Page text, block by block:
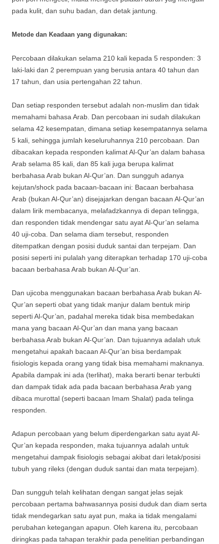
pada kulit, dan suhu badan, dan detak jantung.
Metode dan Keadaan yang digunakan:
Percobaan dilakukan selama 210 kali kepada 5 responden: 3
laki-laki dan 2 perempuan yang berusia antara 40 tahun dan
17 tahun, dan usia pertengahan 22 tahun.
Dan setiap responden tersebut adalah non-muslim dan tidak
memahami bahasa Arab. Dan percobaan ini sudah dilakukan
selama 42 kesempatan, dimana setiap kesempatannya selama
5 kali, sehingga jumlah keseluruhannya 210 percobaan. Dan
dibacakan kepada responden kalimat Al-Qur’an dalam bahasa
Arab selama 85 kali, dan 85 kali juga berupa kalimat
berbahasa Arab bukan Al-Qur’an. Dan sungguh adanya
kejutan/shock pada bacaan-bacaan ini: Bacaan berbahasa
Arab (bukan Al-Qur’an) disejajarkan dengan bacaan Al-Qur’an
dalam lirik membacanya, melafadzkannya di depan telingga,
dan responden tidak mendengar satu ayat Al-Qur’an selama
40 uji-coba. Dan selama diam tersebut, responden
ditempatkan dengan posisi duduk santai dan terpejam. Dan
posisi seperti ini pulalah yang diterapkan terhadap 170 uji-coba
bacaan berbahasa Arab bukan Al-Qur’an.
Dan ujicoba menggunakan bacaan berbahasa Arab bukan Al-
Qur’an seperti obat yang tidak manjur dalam bentuk mirip
seperti Al-Qur’an, padahal mereka tidak bisa membedakan
mana yang bacaan Al-Qur’an dan mana yang bacaan
berbahasa Arab bukan Al-Qur’an. Dan tujuannya adalah utuk
mengetahui apakah bacaan Al-Qur’an bisa berdampak
fisiologis kepada orang yang tidak bisa memahami maknanya.
Apabila dampak ini ada (terlihat), maka berarti benar terbukti
dan dampak tidak ada pada bacaan berbahasa Arab yang
dibaca murottal (seperti bacaan Imam Shalat) pada telinga
responden.
Adapun percobaan yang belum diperdengarkan satu ayat Al-
Qur’an kepada responden, maka tujuannya adalah untuk
mengetahui dampak fisiologis sebagai akibat dari letak/posisi
tubuh yang rileks (dengan duduk santai dan mata terpejam).
Dan sungguh telah kelihatan dengan sangat jelas sejak
percobaan pertama bahwasannya posisi duduk dan diam serta
tidak mendegarkan satu ayat pun, maka ia tidak mengalami
perubahan ketegangan apapun. Oleh karena itu, percobaan
diringkas pada tahapan terakhir pada penelitian perbandingan